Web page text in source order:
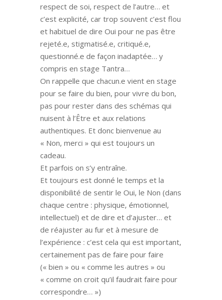
respect de soi, respect de l’autre… et
c’est explicité, car trop souvent c’est flou
et habituel de dire Oui pour ne pas être
rejeté.e, stigmatisé.e, critiqué.e,
questionné.e de façon inadaptée… y
compris en stage Tantra…
On rappelle que chacun.e vient en stage
pour se faire du bien, pour vivre du bon,
pas pour rester dans des schémas qui
nuisent à l’Être et aux relations
authentiques. Et donc bienvenue au
« Non, merci » qui est toujours un
cadeau.
Et parfois on s’y entraîne.
Et toujours est donné le temps et la
disponibilité de sentir le Oui, le Non (dans
chaque centre : physique, émotionnel,
intellectuel) et de dire et d’ajuster… et
de réajuster au fur et à mesure de
l’expérience : c’est cela qui est important,
certainement pas de faire pour faire
(« bien » ou « comme les autres » ou
« comme on croit qu’il faudrait faire pour
correspondre… »)